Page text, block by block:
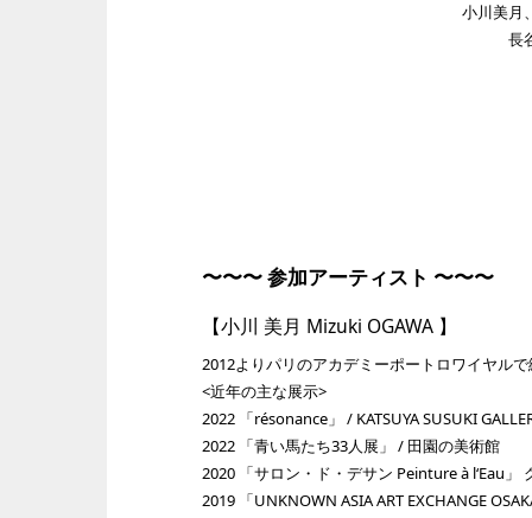
小川美月
長
〜〜〜 参加アーティスト 〜〜〜
【小川 美月 Mizuki OGAWA 】
2012よりパリのアカデミーポートロワイヤル
<近年の主な展示>
2022 「résonance」 / KATSUYA SUSUKI
2022 「青い馬たち33人展」 / 田園の美術館
2020 「サロン・ド・デサン Peinture à l‘Eau」
2019 「UNKNOWN ASIA ART EXCHANGE